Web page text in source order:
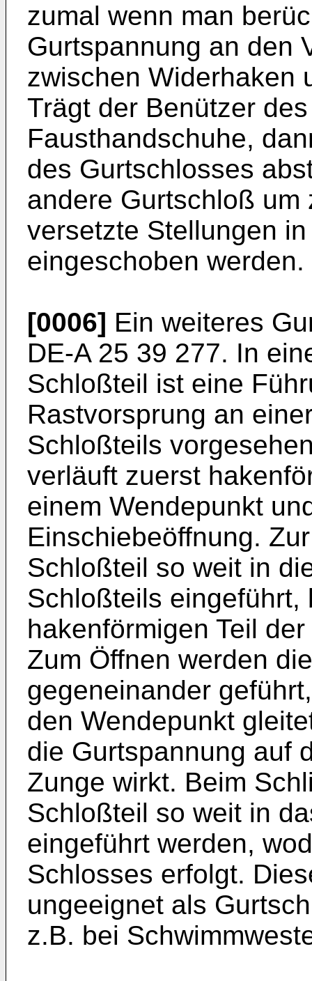
zumal wenn man
Gurtspannung an den
zwischen Widerhaken
Trägt der Benützer
Fausthandschuhe,
des Gurtschlosses
andere Gurtschloß um
versetzte Stellungen
eingeschoben werden.
[0006] Ein weiteres
DE-A 25 39 277. In
Schloßteil ist eine
Rastvorsprung an
Schloßteils
verläuft zuerst
einem Wendepunkt
Einschiebeöffnung.
Schloßteil so weit in
Schloßteils eingeführt,
hakenförmigen Teil
Zum Öffnen werden
gegeneinander
den Wendepunkt
die Gurtspannung auf
Zunge wirkt. Beim
Schloßteil so weit in
eingeführt werden,
Schlosses erfolgt.
ungeeignet als
z.B. bei